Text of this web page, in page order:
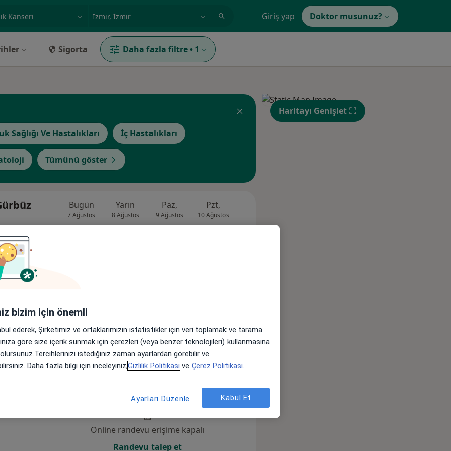
ilgi alanı ve hastalık, isimörnek: İstanbul Giriş yap Doktor musunuz?
Sigorta Daha fazla filtre • 1
Sağlığı Ve Hastalıkları İç Hastalıkları
Tümünü göster
• Harita
Bugün
7 Ağustos
Yarın
8 Ağustos
Paz,
9 Ağustos
Pzt,
10 Ağustos
Ozon
8 Ağustos 9 Ağustos 10 Ağustos 11 Ağustos
Online randevu erişime kapalı
Randevu talep et
Haritayı Genişlet
bizim için önemli
ederek, Şirketimiz ve ortaklarımızın istatistikler için veri toplamak ve tarama
göre size içerik sunmak için çerezleri (veya benzer teknolojileri) kullanmasına
istediğiniz zaman ayarlardan görebilir ve
Daha fazla bilgi için inceleyiniz,Gizlilik Politikası ve Çerez Politikası.
Ayarları Düzenle Kabul Et